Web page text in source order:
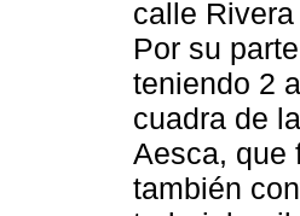
calle
Por su
teniendo 2
cuadra de
Aesca, que
también